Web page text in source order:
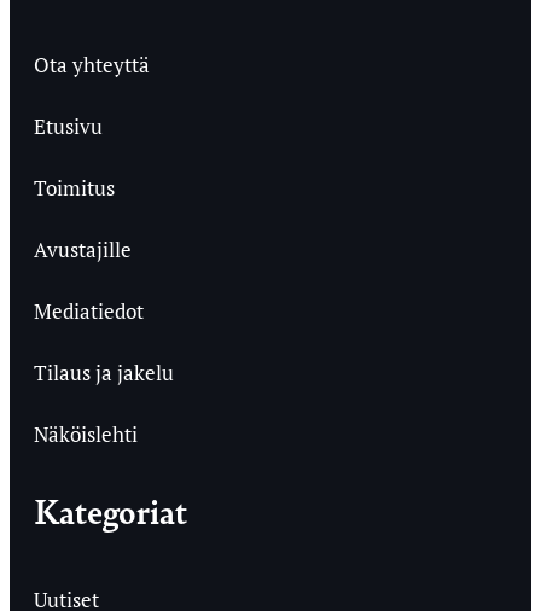
Ota yhteyttä
Etusivu
Toimitus
Avustajille
Mediatiedot
Tilaus ja jakelu
Näköislehti
Kategoriat
Uutiset